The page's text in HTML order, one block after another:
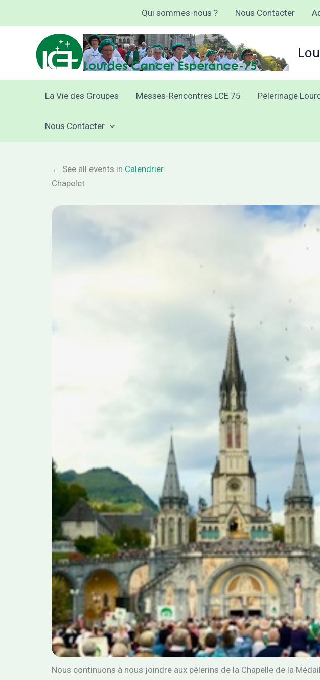
Qui sommes-nous ? Nous Contacter
La Vie des Groupes Messes-Rencontres LCE 75 Pèlerinage
Nous Contacter
← See all events in Calendrier
Chapelet
Nous continuons à nous joindre aux pèlerins de la Chapelle de la